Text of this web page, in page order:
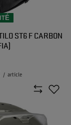
ST6 F CARBON
/ article